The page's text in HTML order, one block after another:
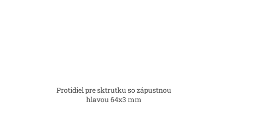
Protidiel pre sktrutku so zápustnou
hlavou 64x3 mm